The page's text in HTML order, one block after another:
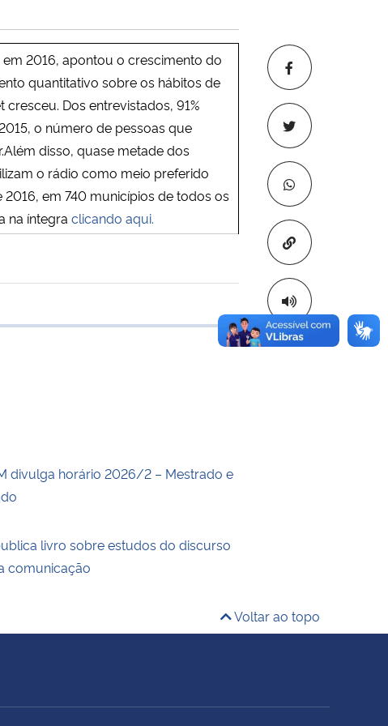
Copiar para
2016, apontou o crescimento do
quantitativo sobre os hábitos de
Dos entrevistados, 91%
o número de pessoas que
disso, quase metade dos
o rádio como meio preferido
em 740 municípios de todos os
na íntegra clicando aqui.
de transferência
divulga horário 2026/2 – Mestrado e
livro sobre estudos do discurso
comunicação
Voltar ao topo